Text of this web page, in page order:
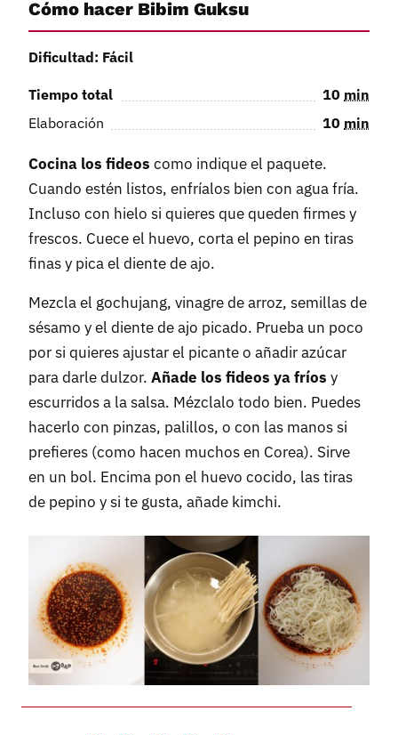
Cómo hacer Bibim Guksu
Dificultad: Fácil
Tiempo total 10 min
Elaboración
10 min
Cocina los fideos como indique el paquete.
Cuando estén listos, enfríalos bien con agua fría.
Incluso con hielo si quieres que queden firmes y
frescos. Cuece el huevo, corta el pepino en tiras
finas y pica el diente de ajo.
Mezcla el gochujang, vinagre de arroz, semillas de
sésamo y el diente de ajo picado. Prueba un poco
por si quieres ajustar el picante o añadir azúcar
para darle dulzor. Añade los fideos ya fríos y
escurridos a la salsa. Mézclalo todo bien. Puedes
hacerlo con pinzas, palillos, o con las manos si
prefieres (como hacen muchos en Corea). Sirve
en un bol. Encima pon el huevo cocido, las tiras
de pepino y si te gusta, añade kimchi.